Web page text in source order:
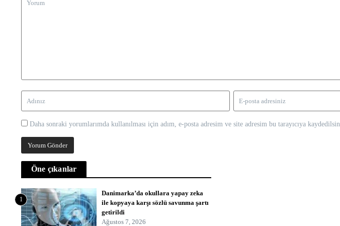
Daha sonraki yorumlarımda kullanılması için adım, e-posta adresim ve site adresim bu tarayıcıya kaydedilsin.
Öne çıkanlar
1
Danimarka’da okullara yapay zeka
ile kopyaya karşı sözlü savunma şartı
getirildi
Ağustos 7, 2026